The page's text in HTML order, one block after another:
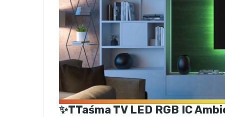
✨TTaśma TV LED RGB IC